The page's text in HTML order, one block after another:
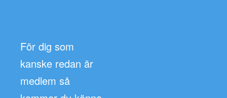
För dig som
kanske redan är
medlem så